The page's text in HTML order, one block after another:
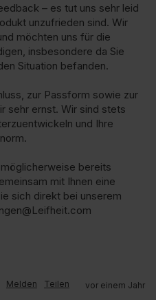
– es tut uns sehr leid
unzufrieden sind. Wir
möchten uns für die
insbesondere da Sie
Situation befanden.
zur Passform sowie zur
sehr ernst. Wir sind stets
und Ihre
bereits
mit Ihnen eine
sich direkt bei unserem
Melden Teilen vor einem Jahr